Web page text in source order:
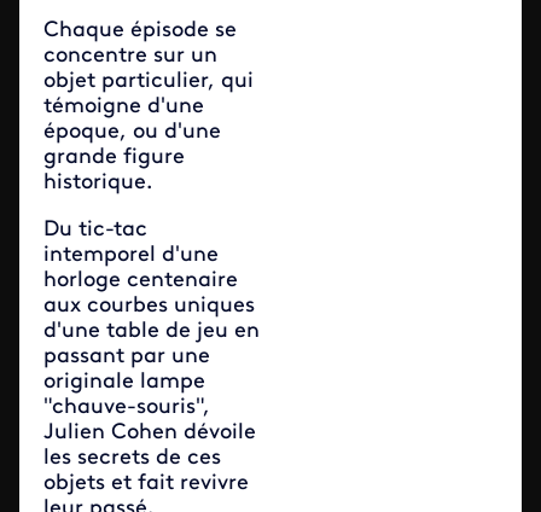
Chaque épisode se
concentre sur un
objet particulier, qui
témoigne d'une
époque, ou d'une
grande figure
historique.
Du tic-tac
intemporel d'une
horloge centenaire
aux courbes uniques
d'une table de jeu en
passant par une
originale lampe
"chauve-souris",
Julien Cohen dévoile
les secrets de ces
objets et fait revivre